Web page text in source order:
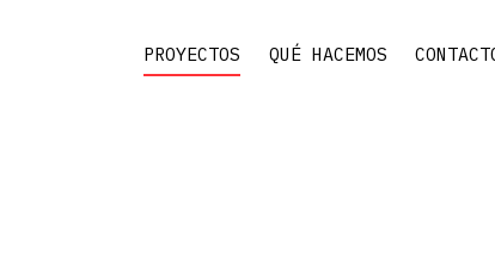
PROYECTOS QUÉ HACEMOS